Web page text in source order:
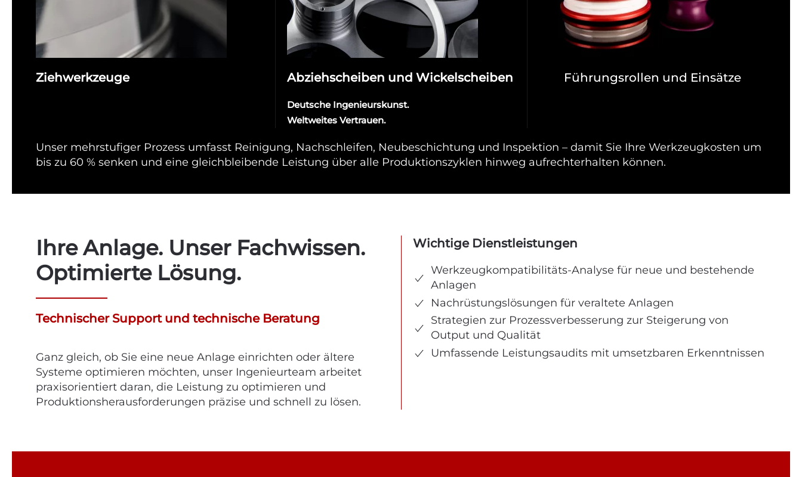
Ziehwerkzeuge Abziehscheiben und Wickelscheiben
Deutsche Ingenieurskunst.
Weltweites Vertrauen.
Führungsrollen und Einsätze
Unser mehrstufiger Prozess umfasst Reinigung, Nachschleifen, Neubeschichtung und Inspektion – damit Sie Ihre Werkzeugkosten um
bis zu 60 % senken und eine gleichbleibende Leistung über alle Produktionszyklen hinweg aufrechterhalten können.
Ihre Anlage. Unser Fachwissen.
Optimierte Lösung.
Technischer Support und technische Beratung
Ganz gleich, ob Sie eine neue Anlage einrichten oder ältere
Systeme optimieren möchten, unser Ingenieurteam arbeitet
praxisorientiert daran, die Leistung zu optimieren und
Produktionsherausforderungen präzise und schnell zu lösen.
Wichtige Dienstleistungen
Werkzeugkompatibilitäts-Analyse für neue und bestehende
Anlagen
Nachrüstungslösungen für veraltete Anlagen
Strategien zur Prozessverbesserung zur Steigerung von
Output und Qualität
Umfassende Leistungsaudits mit umsetzbaren Erkenntnissen